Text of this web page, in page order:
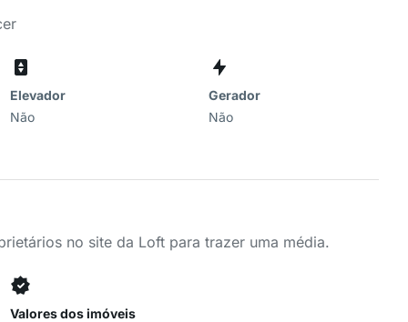
Elevador
Não
Gerador
Não
no site da Loft para trazer uma média.
Valores dos imóveis